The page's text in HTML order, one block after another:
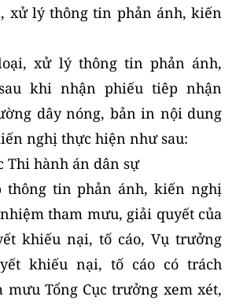
xử lý thông tin phản ánh, kiến
xử lý thông tin phản ánh,
khi nhận phiếu tiêp nhận
dây nóng, bản in nội dung
nghị thực hiện như sau:
Thi hành án dân sự
thông tin phản ánh, kiến nghị
tham mưu, giải quyết của
khiếu nại, tố cáo, Vụ trưởng
khiếu nại, tố cáo có trách
mưu Tổng Cục trưởng xem xét,